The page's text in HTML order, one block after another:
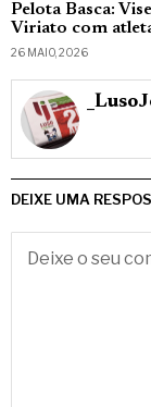
Pelota Basca:
Viriato com
26 MAIO, 2026
DEIXE UMA